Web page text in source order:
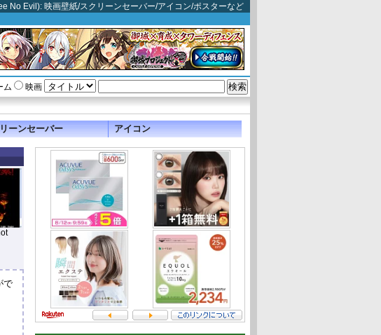
No Evil): 映画壁紙/スクリーンセーバー/アイコン/ポスターなど
ム
映画
ーンセーバー アイコン
で